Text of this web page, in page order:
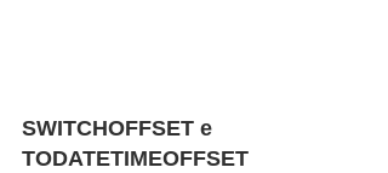
SWITCHOFFSET e
TODATETIMEOFFSET